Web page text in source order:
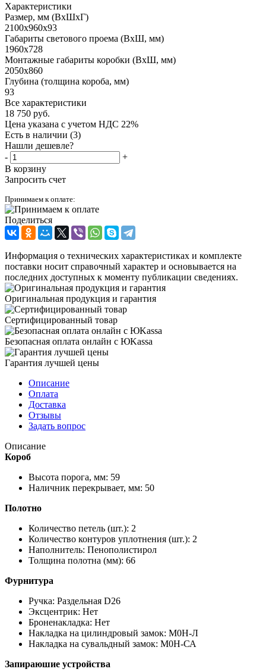
Характеристики
Размер, мм (ВхШхГ)
2100x960x93
Габариты светового проема (ВxШ, мм)
1960x728
Монтажные габариты коробки (ВxШ, мм)
2050x860
Глубина (толщина короба, мм)
93
Все характеристики
18 750 руб.
Цена указана с учетом НДС 22%
Есть в наличии (3)
Нашли дешевле?
-
+
В корзину
Запросить счет
Принимаем к оплате:
Поделиться
Информация о технических характеристиках и комплекте
поставки носит справочный характер и основывается на
последних доступных к моменту публикации сведениях.
Оригинальная продукция и гарантия
Сертифицированный товар
Безопасная оплата онлайн с ЮKassa
Гарантия лучшей цены
Описание
Оплата
Доставка
Отзывы
Задать вопрос
Описание
Короб
Высота порога, мм: 59
Наличник перекрывает, мм: 50
Полотно
Количество петель (шт.): 2
Количество контуров уплотнения (шт.): 2
Наполнитель: Пенополистирол
Толщина полотна (мм): 66
Фурнитура
Ручка: Раздельная D26
Эксцентрик: Нет
Броненакладка: Нет
Накладка на цилиндровый замок: М0Н-Л
Накладка на сувальдный замок: М0Н-СА
Запираюшие устройства